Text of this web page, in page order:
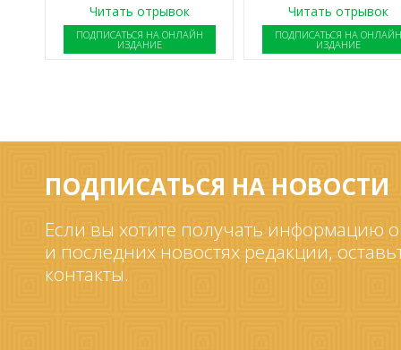
Читать отрывок
ПОДПИСАТЬСЯ НА ОНЛАЙН
ИЗДАНИЕ
Читать отрывок
ПОДПИСАТЬСЯ НА
ИЗДАНИЕ
ПОДПИСАТЬСЯ НА НОВОСТИ
Если вы хотите получать информацию
и последних новостях редакции,
контакты.